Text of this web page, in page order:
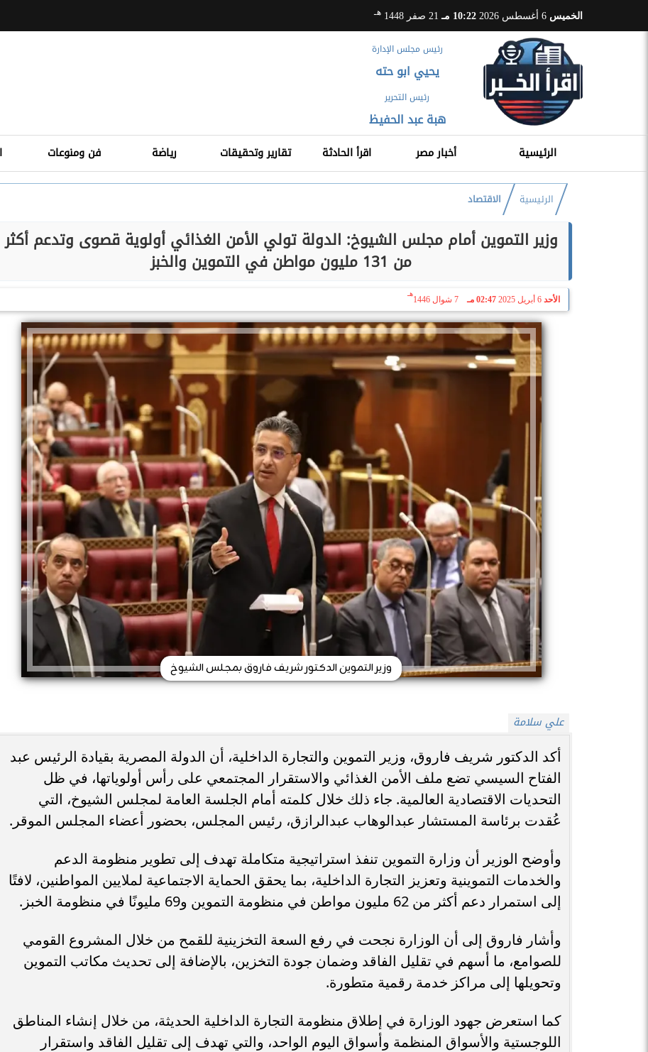
الخميس 10:22 مـ 21 صفر 1448 هـ
رئيس مجلس الإدارة
يحيي ابو حته
رئيس التحرير
هبة عبد الحفيظ
الرئيسية أخبار مصر اقرأ الحادثة تقارير وتحقيقات رياضة فن ومنوعات
الرئيسية الاقتصاد
وزير التموين أمام مجلس الشيوخ: الدولة تولي الأمن الغذائي أولوية قصوى وتدعم أكثر
من 131 مليون مواطن في التموين والخبز
الأحد 6 أبريل 2025 02:47 مـ 7 شوال 1446
هـ
وزير التموين الدكتور شريف فاروق بمجلس الشيوخ
علي سلامة
أكد الدكتور شريف فاروق، وزير التموين والتجارة الداخلية، أن الدولة المصرية بقيادة الرئيس عبد
الفتاح السيسي تضع ملف الأمن الغذائي والاستقرار المجتمعي على رأس أولوياتها، في ظل
التحديات الاقتصادية العالمية. جاء ذلك خلال كلمته أمام الجلسة العامة لمجلس الشيوخ، التي
عُقدت برئاسة المستشار عبدالوهاب عبدالرازق، رئيس المجلس، بحضور أعضاء المجلس الموقر.
وأوضح الوزير أن وزارة التموين تنفذ استراتيجية متكاملة تهدف إلى تطوير منظومة الدعم
والخدمات التموينية وتعزيز التجارة الداخلية، بما يحقق الحماية الاجتماعية لملايين المواطنين، لافتًا
إلى استمرار دعم أكثر من 62 مليون مواطن في منظومة التموين و69 مليونًا في منظومة الخبز.
وأشار فاروق إلى أن الوزارة نجحت في رفع السعة التخزينية للقمح من خلال المشروع القومي
للصوامع، ما أسهم في تقليل الفاقد وضمان جودة التخزين، بالإضافة إلى تحديث مكاتب التموين
وتحويلها إلى مراكز خدمة رقمية متطورة.
كما استعرض جهود الوزارة في إطلاق منظومة التجارة الداخلية الحديثة، من خلال إنشاء المناطق
اللوجستية والأسواق المنظمة وأسواق اليوم الواحد، والتي تهدف إلى تقليل الفاقد واستقرار